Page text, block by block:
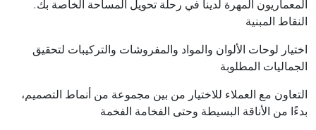
المعماريون المهرة لدينا في رحلة تحويل المساحة الخاصة بك.
النقاط المبنية
اختيار لوحات الألوان والمواد والمفروشات والتركيبات لتحقيق
الجماليات المطلوبة
التعاون مع العملاء للاختيار من بين مجموعة من أنماط التصميم،
بدءًا من الأناقة البسيطة وحتى الفخامة الفخمة